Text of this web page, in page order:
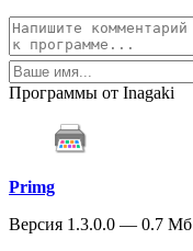
Программы от Inagaki
Primg
Версия 1.3.0.0 — 0.7 Мб